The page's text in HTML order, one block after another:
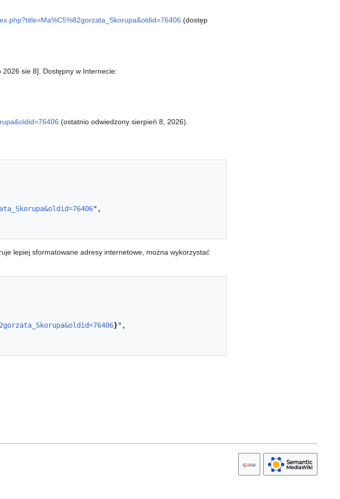
(dostęp
sie 8]. Dostępny w Internecie:
(ostatnio odwiedzony sierpień 8, 2026).
",
lepiej sformatowane adresy internetowe, można wykorzystać
}",